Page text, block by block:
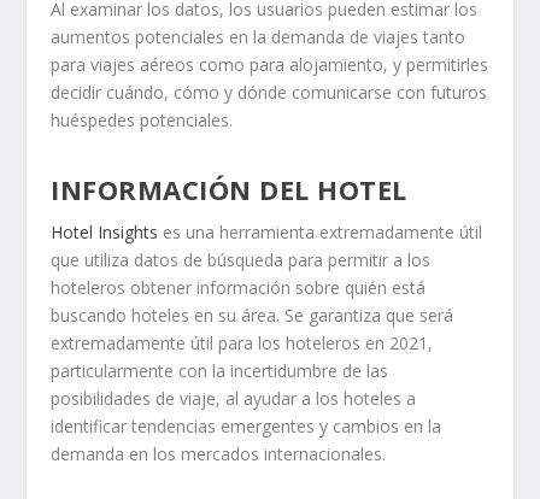
Al examinar los datos, los usuarios pueden estimar los
aumentos potenciales en la demanda de viajes tanto
para viajes aéreos como para alojamiento, y permitirles
decidir cuándo, cómo y dónde comunicarse con futuros
huéspedes potenciales.
INFORMACIÓN DEL HOTEL
Hotel Insights es una herramienta extremadamente útil
que utiliza datos de búsqueda para permitir a los
hoteleros obtener información sobre quién está
buscando hoteles en su área. Se garantiza que será
extremadamente útil para los hoteleros en 2021,
particularmente con la incertidumbre de las
posibilidades de viaje, al ayudar a los hoteles a
identificar tendencias emergentes y cambios en la
demanda en los mercados internacionales.